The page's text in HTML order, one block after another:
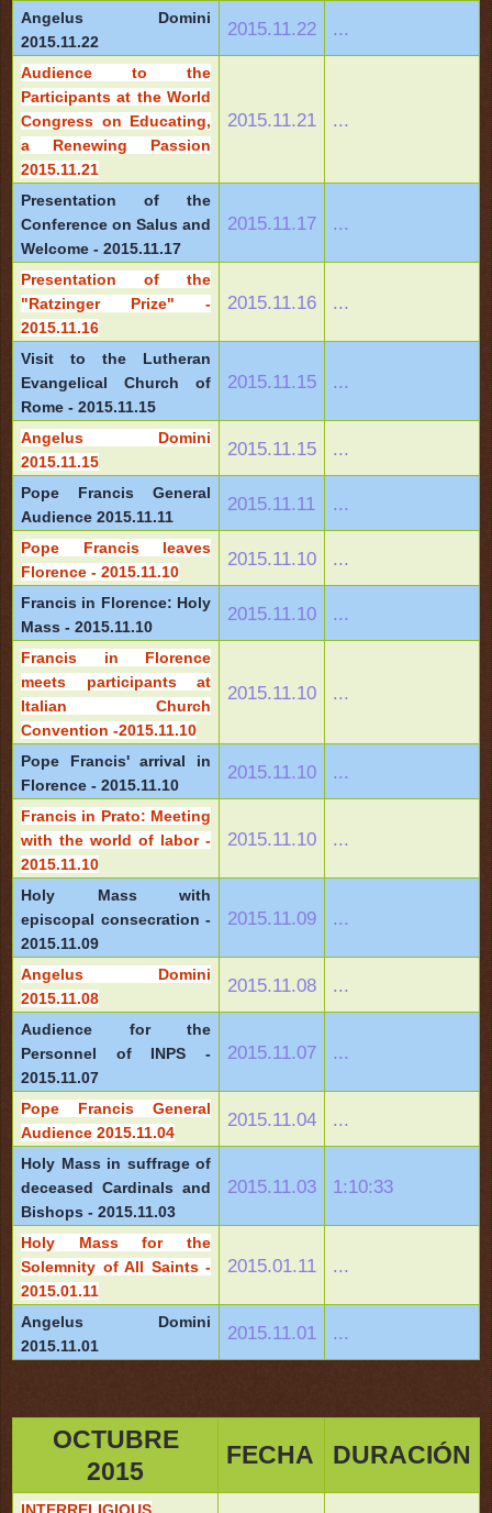
Angelus Domini
2015.11.22
2015.11.22 ...
Audience to the
Participants at the World
Congress on Educating,
a Renewing Passion
2015.11.21
2015.11.21 ...
Presentation of the
Conference on Salus and
Welcome - 2015.11.17
2015.11.17 ...
Presentation of the
"Ratzinger Prize" -
2015.11.16
2015.11.16 ...
Visit to the Lutheran
Evangelical Church of
Rome - 2015.11.15
2015.11.15 ...
Angelus Domini
2015.11.15
2015.11.15 ...
Pope Francis General
Audience 2015.11.11
2015.11.11 ...
Pope Francis leaves
Florence - 2015.11.10
2015.11.10 ...
Francis in Florence: Holy
Mass - 2015.11.10
2015.11.10 ...
Francis in Florence
meets participants at
Italian Church
Convention -2015.11.10
2015.11.10 ...
Pope Francis' arrival in
Florence - 2015.11.10
2015.11.10 ...
Francis in Prato: Meeting
with the world of labor -
2015.11.10
2015.11.10 ...
Holy Mass with
episcopal consecration -
2015.11.09
2015.11.09 ...
Angelus Domini
2015.11.08
2015.11.08 ...
Audience for the
Personnel of INPS -
2015.11.07
2015.11.07 ...
Pope Francis General
Audience 2015.11.04
2015.11.04 ...
Holy Mass in suffrage of
deceased Cardinals and
Bishops - 2015.11.03
2015.11.03 1:10:33
Holy Mass for the
Solemnity of All Saints -
2015.01.11
2015.01.11 ...
Angelus Domini
2015.11.01
2015.11.01 ...
OCTUBRE
2015
FECHA DURACIÓN